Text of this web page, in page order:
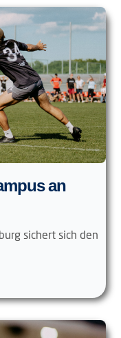
an
sichert sich den